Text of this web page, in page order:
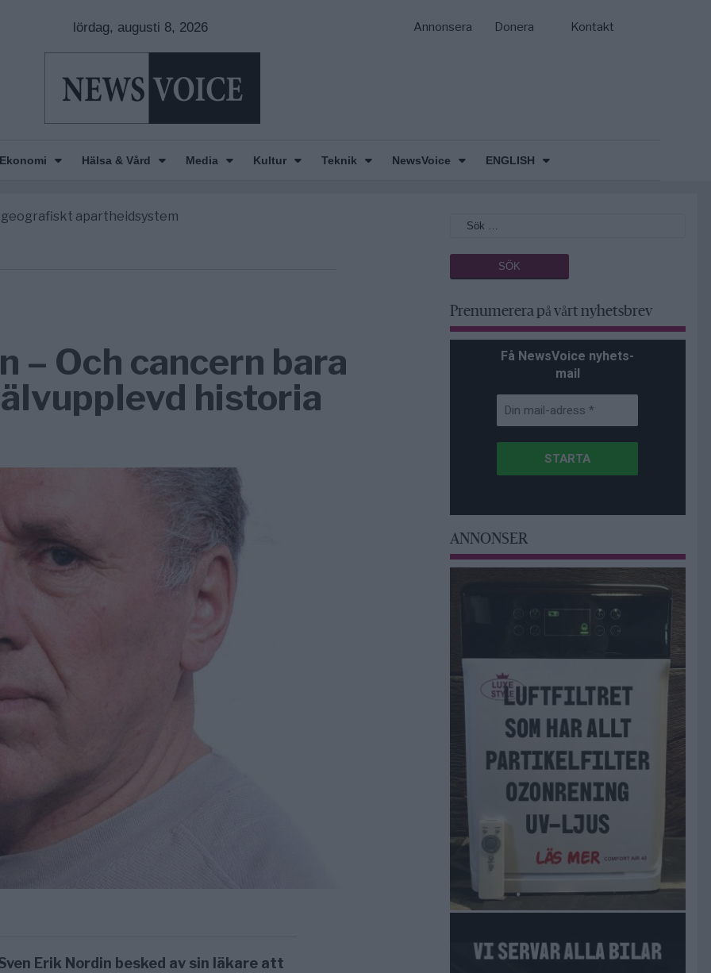
lördag, augusti 8, 2026 Annonsera Donera Kontakt
Ekonomi Hälsa & Vård Media Kultur Teknik NewsVoice ENGLISH
– Finally
geografiskt apartheidsystem
– Och cancern bara
historia
Erik Nordin besked av sin läkare att
Prenumerera på vårt nyhetsbrev
Få NewsVoice nyhets-
mail
ANNONSER